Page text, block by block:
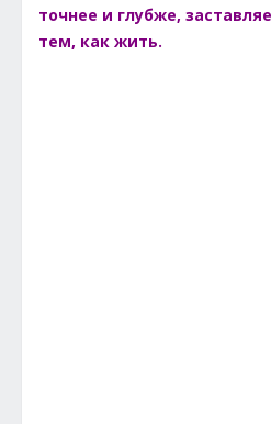
точнее и глубже,
тем, как жить.